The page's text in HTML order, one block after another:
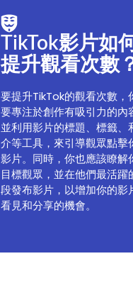
TikTok影片如
提升觀看次數
要提升TikTok的觀看次數，
要專注於創作有吸引力的內
並利用影片的標題、標籤、
介等工具，來引導觀眾點擊
影片。同時，你也應該瞭解
目標觀眾，並在他們最活躍
段發布影片，以增加你的影
看見和分享的機會。